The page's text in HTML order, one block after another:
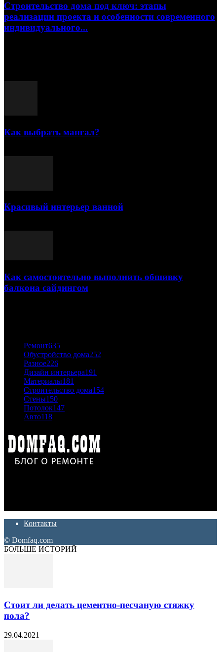
Строительство дома под ключ: этапы
реализации проекта и особенности современного
индивидуального...
Как выбрать мангал?
Красивый интерьер ванной
Как самостоятельно выполнить обшивку
балкона сайдингом
Ремонт635
Обустройство дома252
Разное226
Дизайн интерьера191
Материалы181
Строительство дома154
Стены150
Потолок147
Авто118
Контакты
© Domfaq.com
БОЛЬШЕ ИСТОРИЙ
Стоит ли делать цементно-песчаную стяжку
пола?
29.04.2021